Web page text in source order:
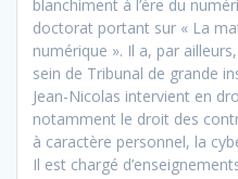
blanchiment à l’ère du
doctorat portant sur « La
numérique ». Il a, par
sein de Tribunal de grande
Jean-Nicolas intervient en
notamment le droit des
à caractère personnel, la
Il est chargé